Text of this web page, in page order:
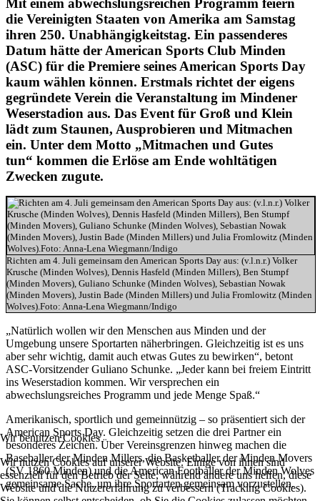
Mit einem abwechslungsreichen Programm feiern
die Vereinigten Staaten von Amerika am Samstag
ihren 250. Unabhängigkeitstag. Ein passenderes
Datum hätte der American Sports Club Minden
(ASC) für die Premiere seines American Sports Day
kaum wählen können. Erstmals richtet der eigens
gegründete Verein die Veranstaltung im Mindener
Weserstadion aus. Das Event für Groß und Klein
lädt zum Staunen, Ausprobieren und Mitmachen
ein. Unter dem Motto „Mitmachen und Gutes
tun“ kommen die Erlöse am Ende wohltätigen
Zwecken zugute.
Richten am 4. Juli gemeinsam den American Sports Day aus: (v.l.n.r.) Volker
Krusche (Minden Wolves), Dennis Hasfeld (Minden Millers), Ben Stumpf
(Minden Movers), Guliano Schunke (Minden Wolves), Sebastian Nowak
(Minden Movers), Justin Bade (Minden Millers) und Julia Fromlowitz (Minden
Wolves).Foto: Anna-Lena Wiegmann/Indigo
„Natürlich wollen wir den Menschen aus Minden und der
Umgebung unsere Sportarten näherbringen. Gleichzeitig ist es uns
aber sehr wichtig, damit auch etwas Gutes zu bewirken“, betont
ASC-Vorsitzender Guliano Schunke. „Jeder kann bei freiem Eintritt
ins Weserstadion kommen. Wir versprechen ein
abwechslungsreiches Programm und jede Menge Spaß.“
Amerikanisch, sportlich und gemeinnützig – so präsentiert sich der
American Sports Day. Gleichzeitig setzen die drei Partner ein
besonderes Zeichen. Über Vereinsgrenzen hinweg machen die
Baseballer der Minden Millers, die Basketballer der Minden Movers
(SV 1860 Minden) und die American Footballer der Minden Wolves
gemeinsame Sache, um ihre Sportarten gemeinsam vorzustellen.
Wir benutzen Cookies
Wir nutzen Cookies auf unserer Website. Einige von ihnen sind
essenziell für den Betrieb der Seite, während andere uns helfen, diese
Website und die Nutzererfahrung zu verbessern (Tracking Cookies).